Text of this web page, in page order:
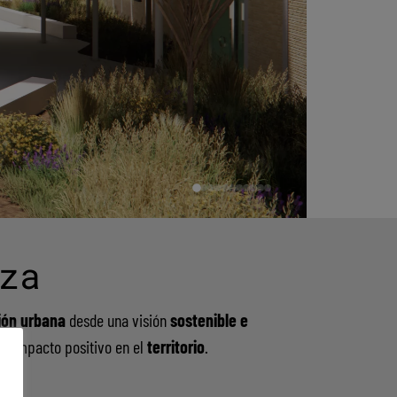
urbana desde una visiónsostenible e
impacto positivo en el territorio.